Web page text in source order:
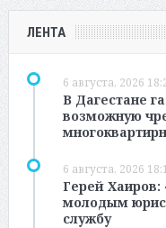
ЛЕНТА
6 августа, 2026
В Дагестане
возможную
6 августа, 2026
Герей Хаиров:
молодым
службу